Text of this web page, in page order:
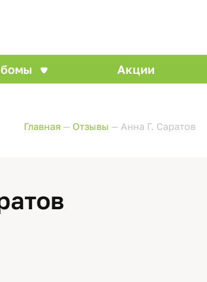
Акции
Главная — Отзывы — Анна Г. Саратов